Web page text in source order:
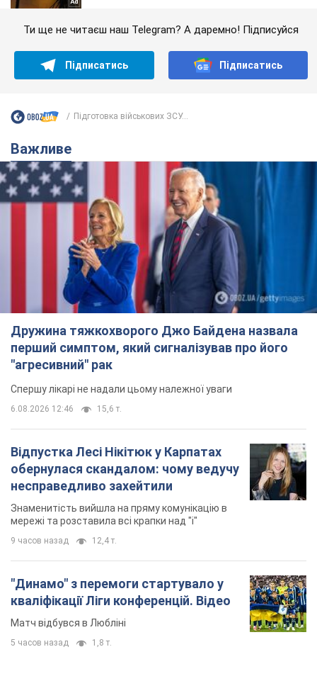
Ти ще не читаєш наш Telegram? А даремно! Підписуйся
Підписатись Підписатись
Підготовка військових ЗСУ...
Важливе
Дружина тяжкохворого Джо Байдена назвала
перший симптом, який сигналізував про його
"агресивний" рак
Спершу лікарі не надали цьому належної уваги
6.08.2026 12:46 15,6 т.
Відпустка Лесі Нікітюк у Карпатах
обернулася скандалом: чому ведучу
несправедливо захейтили
Знаменитість вийшла на пряму комунікацію в
мережі та розставила всі крапки над "і"
9 часов назад 12,4 т.
"Динамо" з перемоги стартувало у
кваліфікації Ліги конференцій. Відео
Матч відбувся в Любліні
5 часов назад 1,8 т.